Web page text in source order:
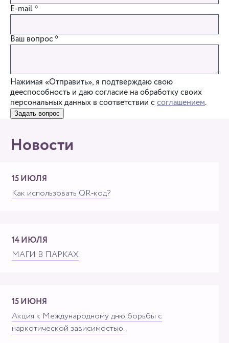
E-mail*
Ваш вопрос*
Нажимая «Отправить», я подтверждаю свою
дееспособность и даю согласие на обработку своих
персональных данных в соответствии ссоглашением.
Задать вопрос
Новости
15 ИЮЛЯ
Как использовать QR‑код?
14 ИЮЛЯ
МАГИ В ПАРКАХ
15 ИЮНЯ
Акция к Международному дню борьбы с
наркотической зависимостью. ⁣